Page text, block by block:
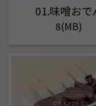
01.味噌おで
8(MB)